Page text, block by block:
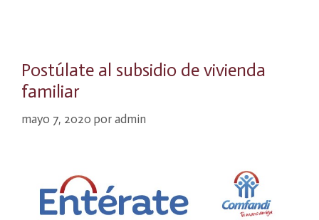
Postúlate al subsidio de vivienda
familiar
mayo 7, 2020 por admin